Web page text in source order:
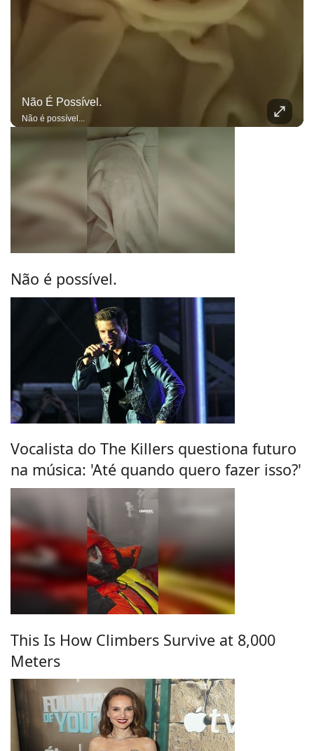
Não É Possível.
Não é possível...
Não é possível.
Vocalista do The Killers questiona futuro
na música: 'Até quando quero fazer isso?'
This Is How Climbers Survive at 8,000
Meters